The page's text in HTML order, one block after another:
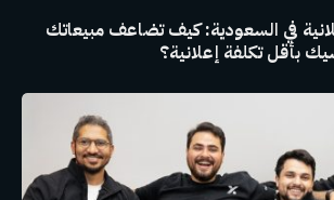
في السعودية: كيف تضاعف مبيعاتك
بأقل تكلفة إعلانية؟